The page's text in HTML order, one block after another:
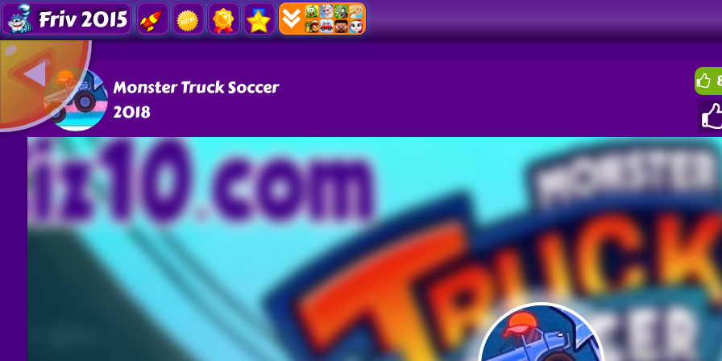
Friv 2015
Monster Truck Soccer
2018